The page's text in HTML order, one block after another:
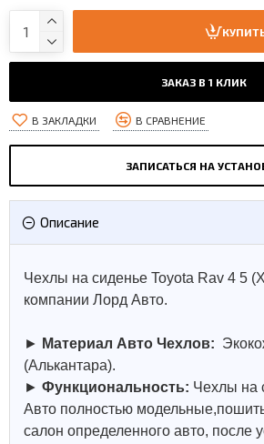
ЗАКАЗ В 1 КЛИК
В ЗАКЛАДКИ В СРАВНЕНИЕ
ЗАПИСАТЬСЯ НА
Описание
Чехлы на сиденье Toyota Rav 4 5
компании Лорд Авто.
► Материал Авто Чехлов:
(Алькантара).
► Функциональность: Чехлы на
Авто полностью
салон определенного авто, после